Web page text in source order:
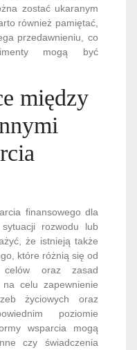
zostać ukaranym
również pamiętać,
przedawnieniu, co
mogą być
między
finansowego dla
rozwodu lub
że istnieją także
które różnią się od
celów oraz zasad
celu zapewnienie
życiowych oraz
poziomie
wsparcia mogą
czy świadczenia